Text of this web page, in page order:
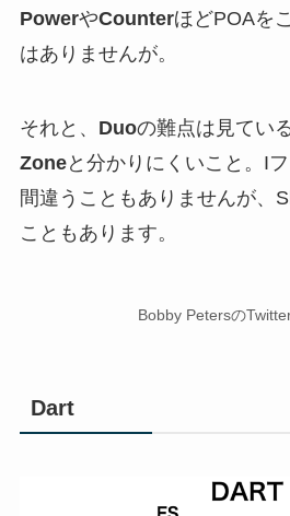
PowerやCounterほどPOAを
はありませんが。
それと、 Duoの難点は見てい
Zoneと分かりにくいこと。I
間違うこともありませんが、
こともあります。
Bobby Petersの
Dart